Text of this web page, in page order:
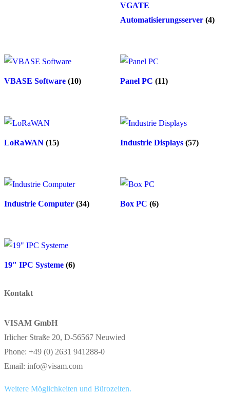
VGATE
Automatisierungsserver (4)
VBASE Software (10) Panel PC (11)
LoRaWAN (15) Industrie Displays (57)
Industrie Computer (34) Box PC (6)
19" IPC Systeme (6)
Kontakt
VISAM GmbH
Irlicher Straße 20, D-56567 Neuwied
Phone: +49 (0) 2631 941288-0
Email: info@visam.com
Weitere Möglichkeiten und Bürozeiten.